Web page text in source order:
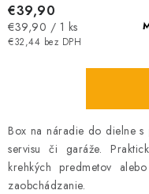
€32,44 bez DPH
€39,90
Jednotková
cena:
€39,90 / 1 ks
Box na náradie do dielne s
servisu či garáže.
krehkých predmetov
zaobchádzanie.